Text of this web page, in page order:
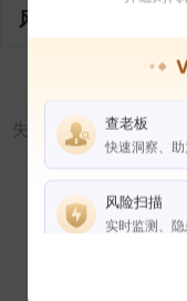
风险信息
失信被执行人
裁判文书 立
查老板
快速洞察、
风险扫描
实时监测、